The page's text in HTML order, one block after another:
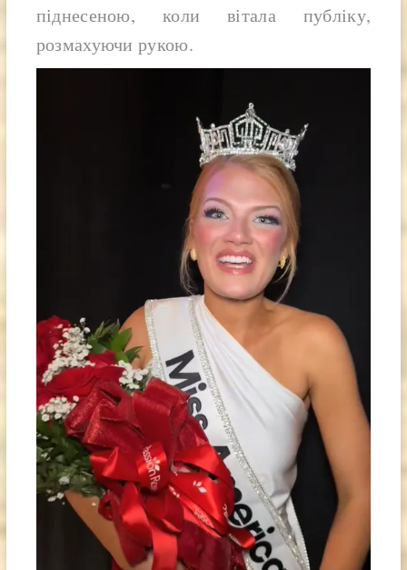
піднесеною, коли вітала публіку,
розмахуючи рукою.